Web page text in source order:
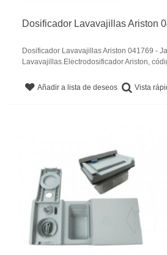
Dosificador Lavavajillas Ariston
Dosificador Lavavajillas Ariston 041769 -
Lavavajillas.Electrodosificador Ariston,
Añadir a lista de deseos Vista